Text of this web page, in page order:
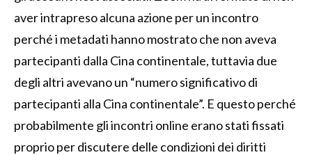
aver intrapreso alcuna azione per un incontro
perché i metadati hanno mostrato che non aveva
partecipanti dalla Cina continentale, tuttavia due
degli altri avevano un “numero significativo di
partecipanti alla Cina continentale”. E questo perché
probabilmente gli incontri online erano stati fissati
proprio per discutere delle condizioni dei diritti